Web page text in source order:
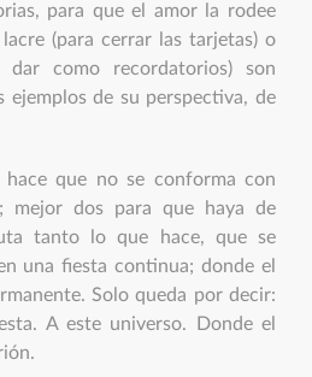
para que el amor la rodee
(para cerrar las tarjetas) o
dar como recordatorios) son
ejemplos de su perspectiva, de
que no se conforma con
mejor dos para que haya de
tanto lo que hace, que se
una fiesta continua; donde el
Solo queda por decir:
A este universo. Donde el